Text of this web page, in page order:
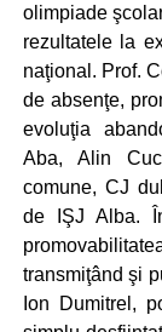
olimpiade
rezultatele la
naţional. Prof.
de absenţe,
evoluţia
Aba, Alin
comune, CJ
de IŞJ Alba.
transmiţând şi
Ion Dumitrel,